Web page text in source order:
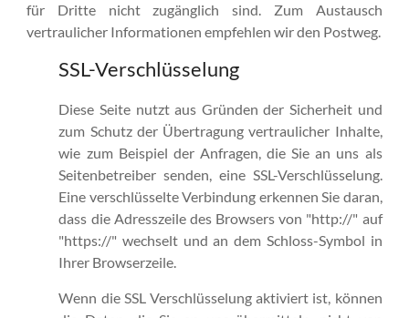
für Dritte nicht zugänglich sind. Zum Austausch
vertraulicher Informationen empfehlen wir den Postweg.
SSL-Verschlüsselung
Diese Seite nutzt aus Gründen der Sicherheit und
zum Schutz der Übertragung vertraulicher Inhalte,
wie zum Beispiel der Anfragen, die Sie an uns als
Seitenbetreiber senden, eine SSL-Verschlüsselung.
Eine verschlüsselte Verbindung erkennen Sie daran,
dass die Adresszeile des Browsers von "http://" auf
"https://" wechselt und an dem Schloss-Symbol in
Ihrer Browserzeile.
Wenn die SSL Verschlüsselung aktiviert ist, können